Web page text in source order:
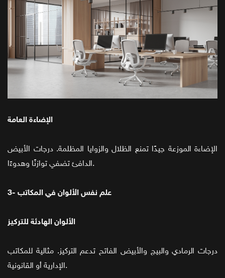
الإضاءة العامة
الإضاءة الموزعة جيدًا تمنع الظلال والزوايا المظلمة. درجات الأبيض
الدافئ تضفي توازنًا وهدوءًا.
3- علم نفس الألوان في المكاتب
الألوان الهادئة للتركيز
درجات الرمادي والبيج والأبيض الفاتح تدعم التركيز. مثالية للمكاتب
الإدارية أو القانونية.